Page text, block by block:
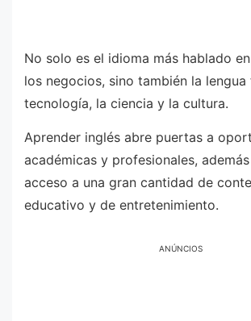
No solo es el idioma más hablado
los negocios, sino también la lengua
tecnología, la ciencia y la cultura.
Aprender inglés abre puertas a
académicas y profesionales,
acceso a una gran cantidad de
educativo y de entretenimiento.
ANÚNCIOS